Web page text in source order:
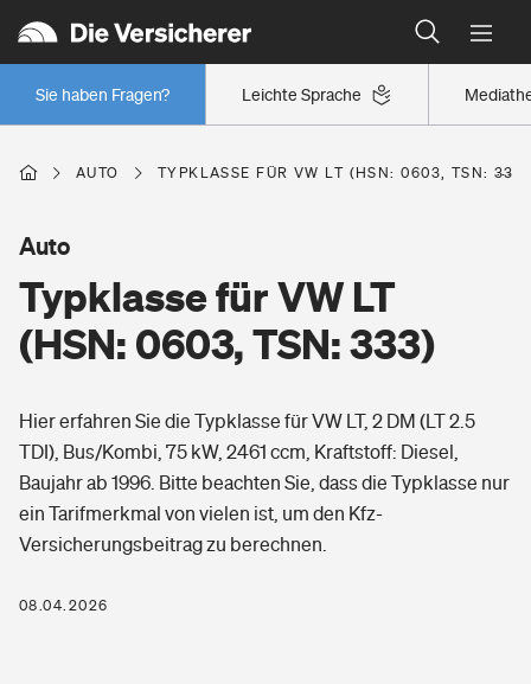
Leichte Sprache
Sie haben Fragen?
Wer versichert was: Jetzt Versicherer finden
Regionalklassen: So ist Ihre Region eingestuft
Wer versichert was: Jetzt Versicherer finden
Berufsunfähigkeitsversicherung
Erwerbsunfähigkeitsversicherung
Grundfähigkeitsversicherung
Arbeitsrechtsschutz
Berufshaftpflichtversicherung
Zur Übersicht
Wohnen
Freizeit
Pri­vate Haft­pflicht­
Gesundheit
Private Krankenversicherung
AUTO TYPKLASSE FÜR VW LT (HSN: 0603, TSN: 333)
Typklasse für VW LT
(HSN: 0603, TSN: 333)
Auto
Hier erfahren Sie die Typklasse für VW LT, 2 DM (LT 2.5
TDI), Bus/Kombi, 75 kW, 2461 ccm, Kraftstoff: Diesel,
Baujahr ab 1996. Bitte beachten Sie, dass die Typklasse nur
ein Tarifmerkmal von vielen ist, um den Kfz-
Versicherungsbeitrag zu berechnen.
08.04.2026